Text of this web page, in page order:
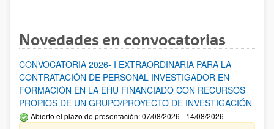
Novedades en convocatorias
CONVOCATORIA 2026- I EXTRAORDINARIA PARA LA
CONTRATACIÓN DE PERSONAL INVESTIGADOR EN
FORMACIÓN EN LA EHU FINANCIADO CON RECURSOS
PROPIOS DE UN GRUPO/PROYECTO DE INVESTIGACIÓN
Abierto el plazo de presentación: 07/08/2026 - 14/08/2026